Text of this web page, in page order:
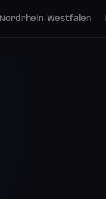
Nordrhein-Westfalen